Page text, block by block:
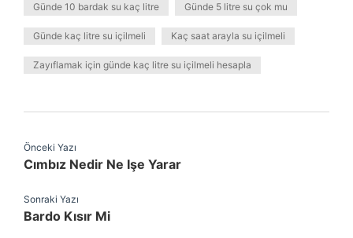
Günde 10 bardak su kaç litre Günde 5 litre su çok mu
Günde kaç litre su içilmeli Kaç saat arayla su içilmeli
Zayıflamak için günde kaç litre su içilmeli hesapla
Önceki Yazı
Cımbız Nedir Ne Işe Yarar
Sonraki Yazı
Bardo Kısır Mi